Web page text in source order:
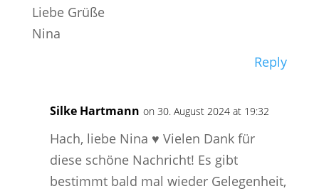
Liebe Grüße
Nina
Reply
Silke Hartmann on 30. August 2024 at 19:32
Hach, liebe Nina ♥️ Vielen Dank für
diese schöne Nachricht! Es gibt
bestimmt bald mal wieder Gelegenheit,